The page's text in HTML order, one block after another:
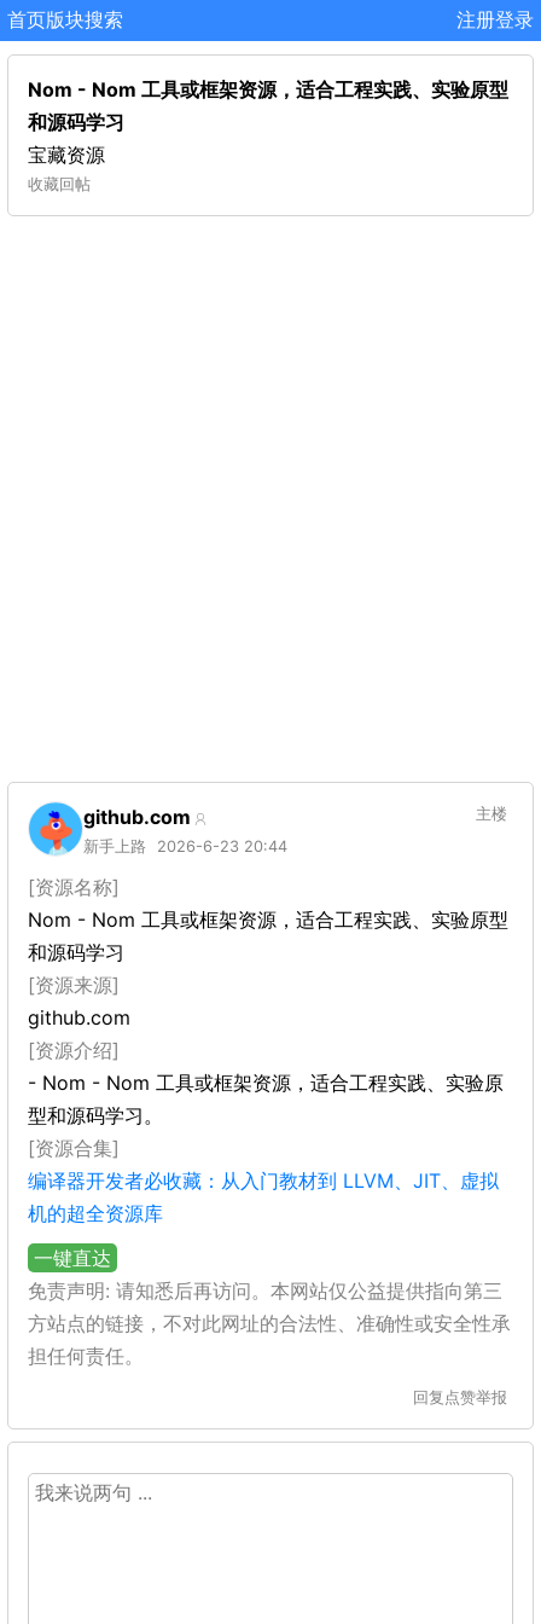
首页版块搜索 注册登录
Nom - Nom 工具或框架资源，适合工程实践、实验原型
和源码学习
宝藏资源
收藏回帖
github.com
新手上路 2026-6-23 20:44
主楼
[资源名称]
Nom - Nom 工具或框架资源，适合工程实践、实验原型
和源码学习
[资源来源]
github.com
[资源介绍]
- Nom - Nom 工具或框架资源，适合工程实践、实验原
型和源码学习。
[资源合集]
编译器开发者必收藏：从入门教材到 LLVM、JIT、虚拟
机的超全资源库
一键直达
免责声明: 请知悉后再访问。本网站仅公益提供指向第三
方站点的链接，不对此网址的合法性、准确性或安全性承
担任何责任。
回复 点赞举报